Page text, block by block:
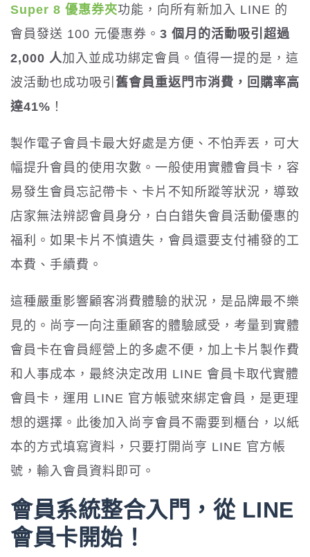
Super 8 優惠券夾功能，向所有新加入 LINE 的
會員發送 100 元優惠券。 3 個月的活動吸引超過
2,000 人加入並成功綁定會員。值得一提的是，這
波活動也成功吸引 舊會員重返門市消費，回購率高
達41% ！
製作電子會員卡最大好處是方便、不怕弄丟，可大
幅提升會員的使用次數。一般使用實體會員卡，容
易發生會員忘記帶卡、卡片不知所蹤等狀況，導致
店家無法辨認會員身分，白白錯失會員活動優惠的
福利。如果卡片不慎遺失，會員還要支付補發的工
本費、手續費。
這種嚴重影響顧客消費體驗的狀況，是品牌最不樂
見的。尚亨一向注重顧客的體驗感受，考量到實體
會員卡在會員經營上的多處不便，加上卡片製作費
和人事成本，最終決定改用 LINE 會員卡取代實體
會員卡，運用 LINE 官方帳號來綁定會員，是更理
想的選擇。此後加入尚亨會員不需要到櫃台，以紙
本的方式填寫資料，只要打開尚亨 LINE 官方帳
號，輸入會員資料即可。
會員系統整合入門，從 LINE
會員卡開始！